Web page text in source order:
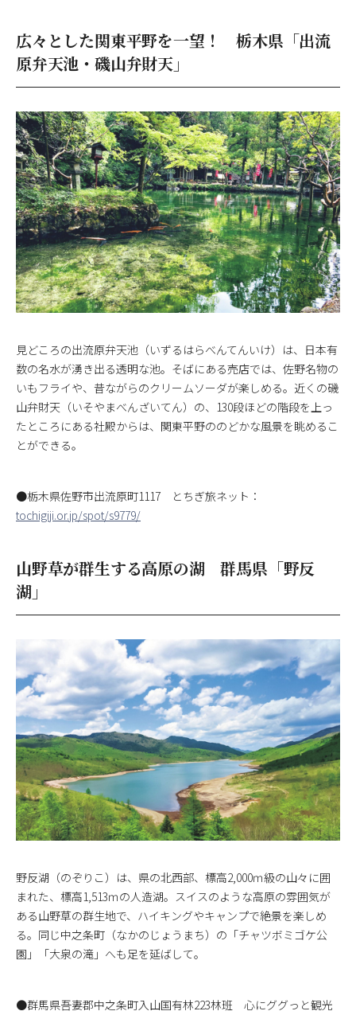
広々とした関東平野を一望！ 栃木県「出流
原弁天池・磯山弁財天」
見どころの出流原弁天池（いずるはらべんてんいけ）は、日本有
数の名水が湧き出る透明な池。そばにある売店では、佐野名物の
いもフライや、昔ながらのクリームソーダが楽しめる。近くの磯
山弁財天（いそやまべんざいてん）の、130段ほどの階段を上っ
たところにある社殿からは、関東平野ののどかな風景を眺めるこ
とができる。
●栃木県佐野市出流原町1117 とちぎ旅ネット：
tochigiji.or.jp/spot/s9779/
山野草が群生する高原の湖 群馬県「野反
湖」
野反湖（のぞりこ）は、県の北西部、標高2,000ｍ級の山々に囲
まれた、標高1,513ｍの人造湖。スイスのような高原の雰囲気が
ある山野草の群生地で、ハイキングやキャンプで絶景を楽しめ
る。同じ中之条町（なかのじょうまち）の「チャツボミゴケ公
園」「大泉の滝」へも足を延ばして。
●群馬県吾妻郡中之条町入山国有林223林班 心にググっと観光